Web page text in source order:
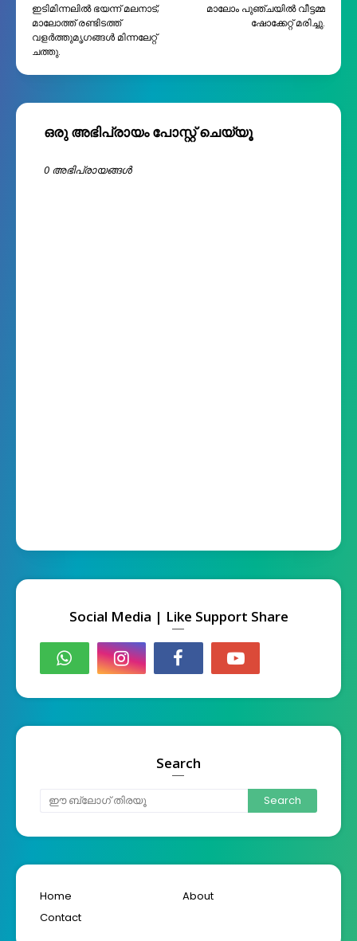
മാലോം പുഞ്ചയിൽ വീട്ടമ്മ
ഷോക്കേറ്റ് മരിച്ചു.
ഇടിമിന്നലിൽ ഭയന്ന് മലനാട്;
മാലോത്ത് രണ്ടിടത്ത്
വളർത്തുമൃഗങ്ങൾ മിന്നലേറ്റ്
ചത്തു.
ഒരു അഭിപ്രായം പോസ്റ്റ് ചെയ്യൂ
0 അഭിപ്രായങ്ങള്‍
Social Media | Like Support Share
Search
Home
About
Contact